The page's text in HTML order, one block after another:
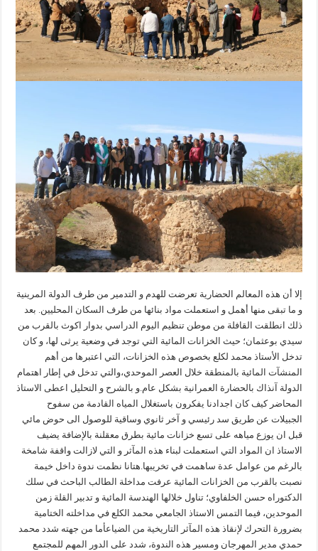
إلا أن هذه المعالم الحضارية تعرضت للهدم و التدمير من طرف الدولة المرينية
و ما تبقى منها أهمل و استعملت مواد بنائها من طرف السكان المحليين. بعد
ذلك انطلقت القافلة من موطن تنظيم اليوم الدراسي بدوار اكوث بالقرب من
سيدي بوعثمان؛ حيث الخزانات المائية التي توجد في وضعية يرثى لها، و كان
تدخل الأستاذ محمد لكلع بخصوص هذه الخزانات، التي اعتبرها من أهم
المنشآت المائية بالمنطقة خلال العصر الموحدي،والتي تدخل في إطار اهتمام
الدولة آنذاك بالحضارة العمرانية بشكل عام.و بالشرح و التحليل اعطى الاستاذ
المحاضر كيف كان اجدادنا يفكرون باستغلال المياه القادمة من سفوح
الجبيلات عن طريق سد رئيسي و آخر ثانوي وساقية للوصول الى حوض مائي
قبل ان يوزع مياهه على تسع خزانات مائية بطرق معقلنة بالإضافة يضيف
الاستاذ ان المواد التي استعملت لبناء هذه المآثر و التي لازالت واقفة شامخة
بالرغم من عوامل عدة ساهمت في تخريبها.هتانا نظمت ندوة داخل خيمة
نصبت بالقرب من الخزانات المائية عرفت مداخلة الطالب الباحث في سلك
الدكتوراه حسن الخلفاوي؛ تناول خلالها الهندسة المائية و تدبير القلة زمن
الموحدين، فيما التمس الاستاذ الجامعي محمد الكلع في مداخلته الختامية
بضرورة التحرك لإنقاذ هذه المآثر التاريخية من الضياعأما من جهته شدد محمد
حمدي مدير المهرجان ومسير هذه الندوة، شدد على الدور المهم للمجتمع